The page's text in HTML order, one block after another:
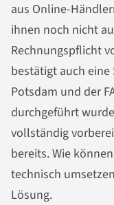
aus Online-
ihnen noch nicht
Rechnungspflicht
bestätigt auch
Potsdam und der
durchgeführt
vollständig
bereits. Wie
technisch
Lösung.